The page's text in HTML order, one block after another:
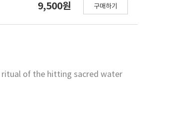
볼 수 있다. 도산회의에서 제천의식을
고 풍요를 기원하는 의미가 있다.
9,500원 구매하기
ritual of the hitting sacred water